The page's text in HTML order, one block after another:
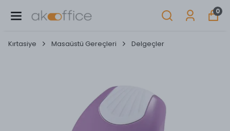
0
Kırtasiye Masaüstü Gereçleri Delgeçler